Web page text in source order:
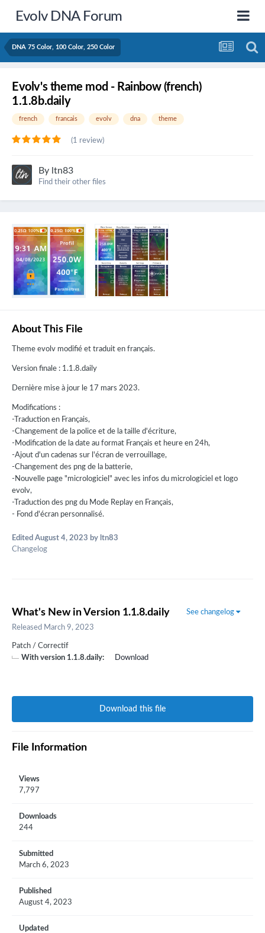
Evolv DNA Forum
DNA 75 Color, 100 Color, 250 Color
Evolv's theme mod - Rainbow (french)
1.1.8b.daily
french francais evolv dna theme
(1 review)
By ltn83
Find their other files
About This File
Theme evolv modifié et traduit en français.
Version finale : 1.1.8.daily
Dernière mise à jour le 17 mars 2023.
Modifications :
-Traduction en Français,
-Changement de la police et de la taille d'écriture,
-Modification de la date au format Français et heure en 24h,
-Ajout d'un cadenas sur l'écran de verrouillage,
-Changement des png de la batterie,
-Nouvelle page "micrologiciel" avec les infos du micrologiciel et logo
evolv,
-Traduction des png du Mode Replay en Français,
- Fond d'écran personnalisé.
Edited August 4, 2023 by ltn83
Changelog
What's New in Version 1.1.8.daily
See changelog
Released March 9, 2023
Patch / Correctif
With version 1.1.8.daily:
Download
Download this file
File Information
Views
7,797
Downloads
244
Submitted
March 6, 2023
Published
August 4, 2023
Updated